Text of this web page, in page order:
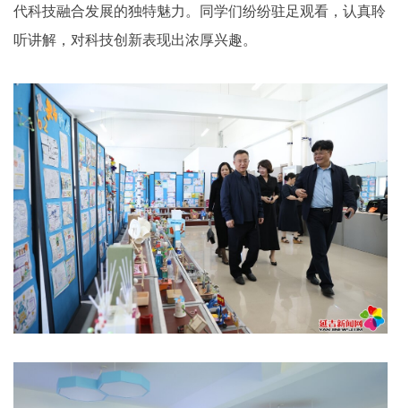
代科技融合发展的独特魅力。同学们纷纷驻足观看，认真聆
听讲解，对科技创新表现出浓厚兴趣。